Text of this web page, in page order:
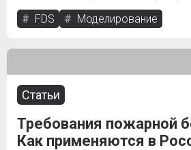
FDS Моделирование
Статьи
Требования пожарной
Как применяются в